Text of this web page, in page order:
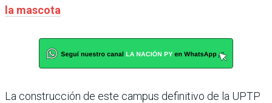
la mascota
La construcción de este campus definitivo de la UPTP